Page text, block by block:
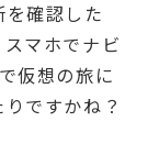
確認した
マホでナビ
仮想の旅に
ですかね？